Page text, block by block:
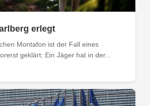
erlegt
Montafon ist der Fall eines
geklärt: Ein Jäger hat in der...